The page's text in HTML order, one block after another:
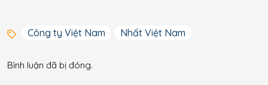
Công ty Việt Nam Nhất Việt Nam
Bình luận đã bị đóng.